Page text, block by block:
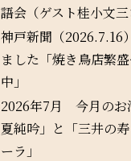
語会（ゲスト桂小文三
神戸新聞（2026.7.16
ました「焼き鳥店繁
中」
2026年7月 今月のお
夏純吟」と「三井
ーラ」